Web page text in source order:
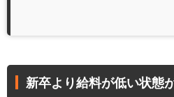
新卒より給料が低い状態